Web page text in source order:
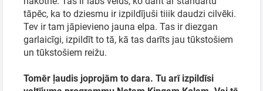
tāpēc, ka to dziesmu ir izpildījuši tiiik daudzi cilvēki.
Tev ir tam jāpievieno jauna elpa. Tas ir diezgan
garlaicīgi, izpildīt to tā, kā tas darīts jau tūkstošiem
un tūkstošiem reižu.
Tomēr ļaudis joprojām to dara. Tu arī izpildīsi